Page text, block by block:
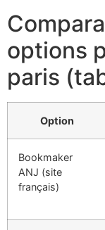
options
paris
Option
Bookmaker
ANJ (site
français)